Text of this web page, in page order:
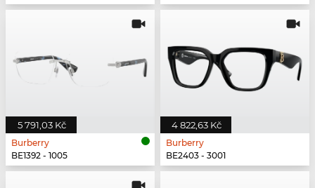
5 791,03 Kč
Burberry
BE1392 - 1005
4 822,63 Kč
Burberry
BE2403 - 3001